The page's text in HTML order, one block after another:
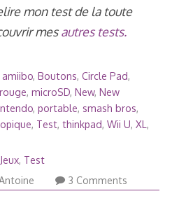
mon test de la toute
mesautres tests.
amiibo, Boutons, Circle Pad,
, microSD, New, New
, portable, smash bros,
, Test, thinkpad, Wii U, XL ,
Jeux, Test
3 Comments